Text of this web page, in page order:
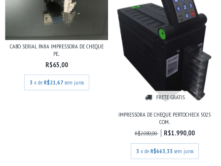
CABO SERIAL PARA IMPRESSORA DE CHEQUE
PE...
R$65,00
3 x de R$21,67 sem juros
FRETE GRÁTIS
IMPRESSORA DE CHEQUE PERTOCHECK 502S
COM...
R$2.080,00
R$1.990,00
3 x de R$663,33 sem juros